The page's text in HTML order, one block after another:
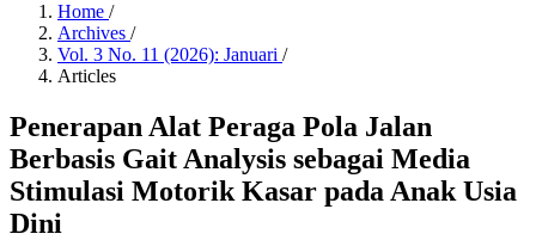
Home /
Archives /
Vol. 3 No. 11 (2026): Januari /
Articles
Penerapan Alat Peraga Pola Jalan
Berbasis Gait Analysis sebagai Media
Stimulasi Motorik Kasar pada Anak Usia
Dini